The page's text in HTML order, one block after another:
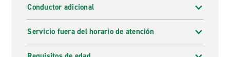
Conductor adicional
Servicio fuera del horario de atención